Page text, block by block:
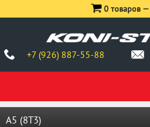
+7 (926) 887-55-88
0 товаров —
A5 (8T3)